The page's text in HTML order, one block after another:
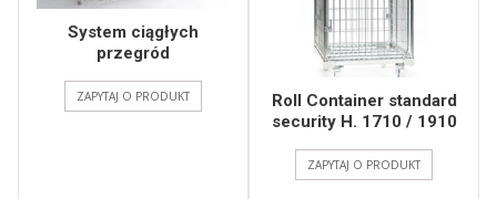
System ciągłych
przegród
ZAPYTAJ O PRODUKT
Roll Container standard
security H. 1710 / 1910
ZAPYTAJ O PRODUKT